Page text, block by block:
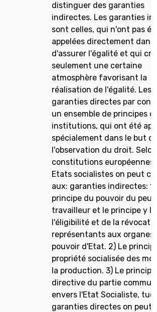
distinguer des garanties
indirectes. Les garanties
sont celles, qui n'ont pas
appelées directement dans
d'assurer l'égalité et qui
seulement une certaine
atmosphère favorisant la
réalisation de l'égalité. Les
garanties directes par
un ensemble de principes
institutions, qui ont été
spécialement dans le but
l'observation du droit.
constitutions européennes
Etats socialistes on peut
aux: garanties indirectes:
principe du pouvoir du
travailleur et le principe y
l'éligibilité et de la
représentants aux organes
pouvoir d'Etat. 2) Le
propriété socialisée des
la production. 3) Le
directive du partie
envers l'Etat Socialiste, tue
garanties directes on peut